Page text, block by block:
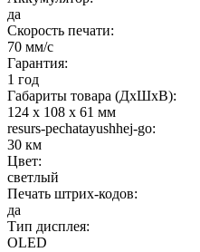
да
Скорость печати:
70 мм/с
Гарантия:
1 год
Габариты товара (ДxШxВ):
124 x 108 x 61 мм
resurs-pechatayushhej-go:
30 км
Цвет:
светлый
Печать штрих-кодов:
да
Тип дисплея:
OLED